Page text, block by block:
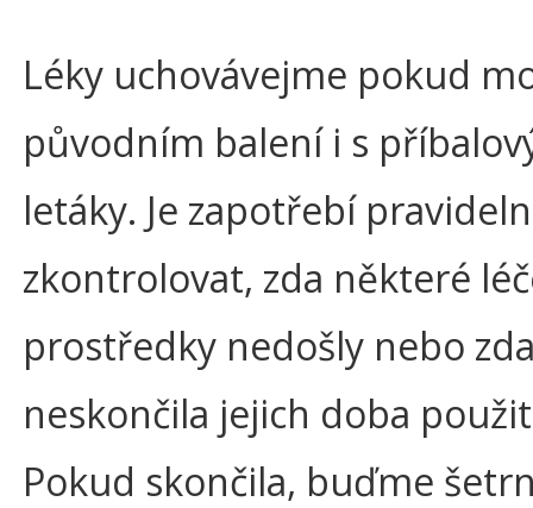
Léky uchovávejme pokud
původním balení i s
letáky. Je zapotřebí
zkontrolovat, zda některé
prostředky nedošly nebo
neskončila jejich doba
Pokud skončila, buďme